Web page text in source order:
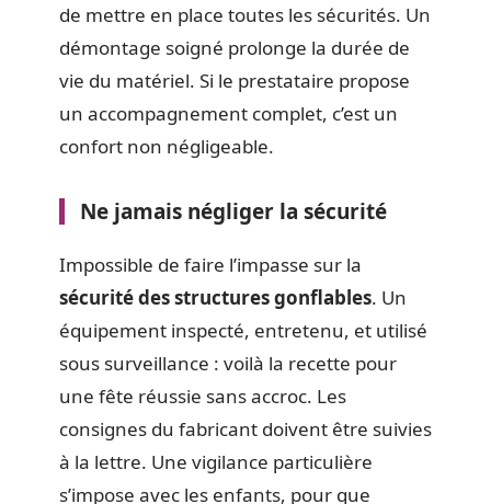
de mettre en place toutes les sécurités. Un
démontage soigné prolonge la durée de
vie du matériel. Si le prestataire propose
un accompagnement complet, c’est un
confort non négligeable.
Ne jamais négliger la sécurité
Impossible de faire l’impasse sur la
sécurité des structures gonflables. Un
équipement inspecté, entretenu, et utilisé
sous surveillance : voilà la recette pour
une fête réussie sans accroc. Les
consignes du fabricant doivent être suivies
à la lettre. Une vigilance particulière
s’impose avec les enfants, pour que